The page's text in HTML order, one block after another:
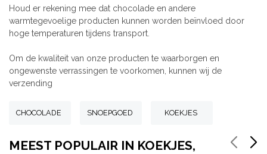
Houd er rekening mee dat chocolade en andere
warmtegevoelige producten kunnen worden beïnvloed door
hoge temperaturen tijdens transport.
Om de kwaliteit van onze producten te waarborgen en
ongewenste verrassingen te voorkomen, kunnen wij de
verzending
CHOCOLADE SNOEPGOED KOEKJES
MEEST POPULAIR IN KOEKJES,